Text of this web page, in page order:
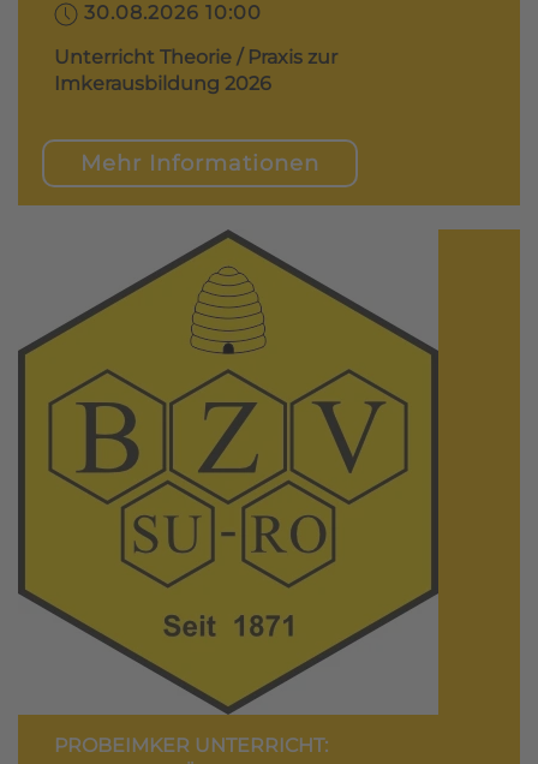
30.08.2026 10:00
Unterricht Theorie / Praxis zur
Imkerausbildung 2026
Mehr Informationen
PROBEIMKER UNTERRICHT: